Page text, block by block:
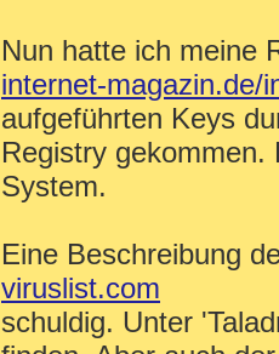
Nun hatte ich meine
internet-magazin.de/
aufgeführten Keys
Registry
System.
Eine Beschreibung
viruslist.com
schuldig. Unter